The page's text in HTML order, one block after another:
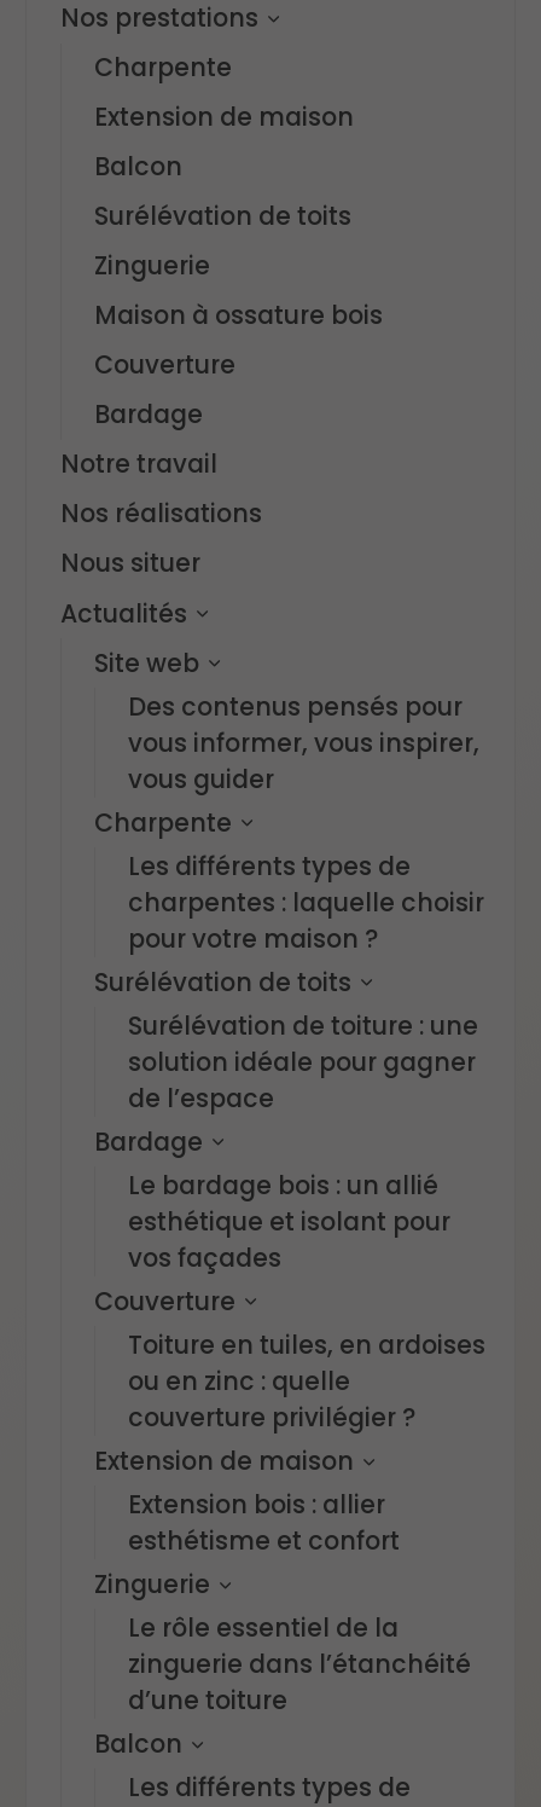
Nos prestations
Charpente
Extension de maison
Balcon
Surélévation de toits
Zinguerie
Maison à ossature bois
Couverture
Bardage
Notre travail
Nos réalisations
Nous situer
Actualités
Site web
Des contenus pensés pour
vous informer, vous inspirer,
vous guider
Charpente
Les différents types de
charpentes : laquelle choisir
pour votre maison ?
Surélévation de toits
Surélévation de toiture : une
solution idéale pour gagner
de l’espace
Bardage
Le bardage bois : un allié
esthétique et isolant pour
vos façades
Couverture
Toiture en tuiles, en ardoises
ou en zinc : quelle
couverture privilégier ?
Extension de maison
Extension bois : allier
esthétisme et confort
Zinguerie
Le rôle essentiel de la
zinguerie dans l’étanchéité
d’une toiture
Balcon
Les différents types de